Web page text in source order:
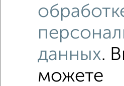
данных.
можете